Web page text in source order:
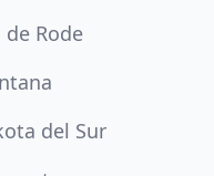
de Rode
del Sur